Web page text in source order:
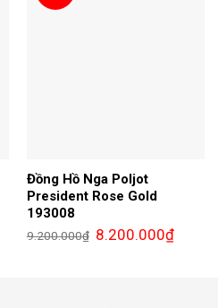
Đồng Hồ Nga Poljot
President Rose Gold
193008
9.200.000₫ Giá
gốc
8.200.000₫Giá
hiện